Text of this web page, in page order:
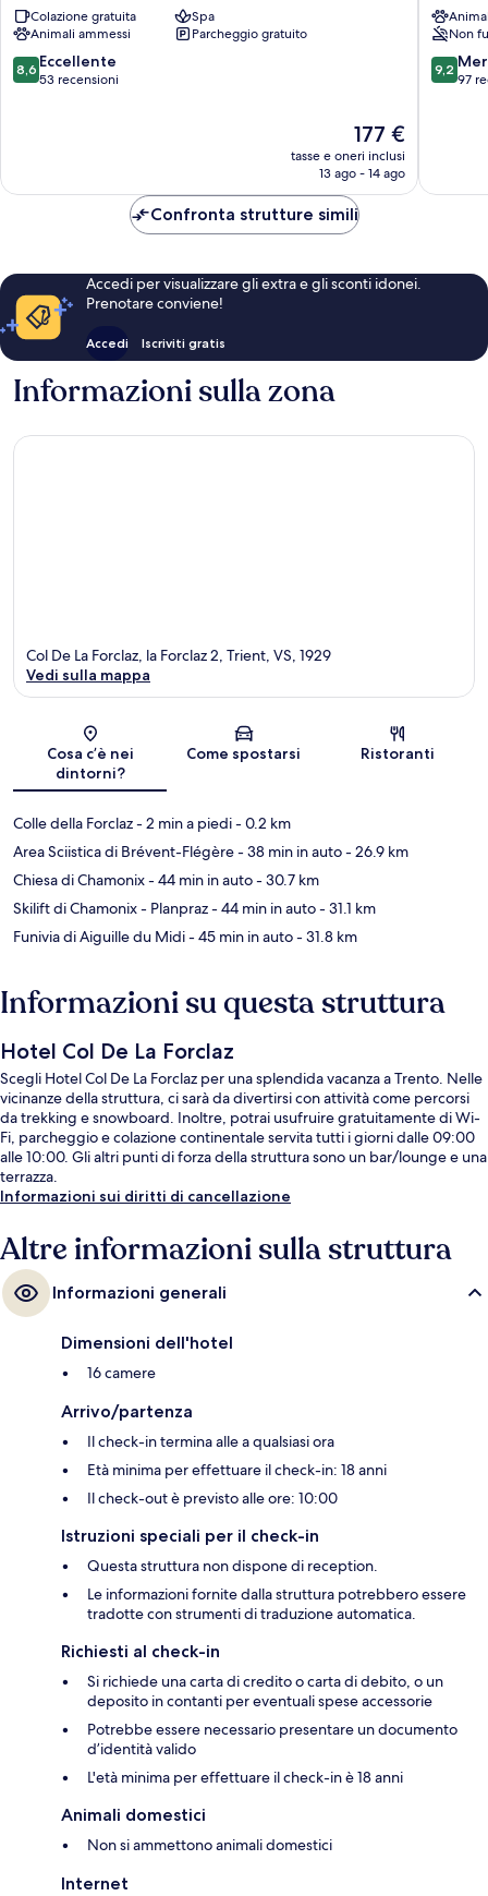
Napoléon
Bourg-
Saint-
Pierre
Colazione gratuita
Spa
Animali ammessi
Parcheggio gratuito
8.6
su
8,6 Eccellente
53 recensioni
Il
prezzo
attuale
177 €
177 €
tasse e oneri inclusi
13 ago - 14 ago
Non
9.2
su
9,2
97
Confronta strutture simili
Accedi per visualizzare gli extra e gli sconti idonei.
Prenotare conviene!
Accedi Iscriviti gratis
Informazioni sulla zona
Mappa
Col De La Forclaz, la Forclaz 2, Trient, VS, 1929
Vedi sulla mappa
Cosa c’è nei
dintorni?
Come spostarsi Ristoranti
Colle della Forclaz- 2 min a piedi- 0.2 km
Area Sciistica di Brévent-Flégère- 38 min in auto- 26.9 km
Chiesa di Chamonix- 44 min in auto- 30.7 km
Skilift di Chamonix - Planpraz- 44 min in auto- 31.1 km
Funivia di Aiguille du Midi- 45 min in auto- 31.8 km
Informazioni su questa struttura
Hotel Col De La Forclaz
Scegli Hotel Col De La Forclaz per una splendida vacanza a Trento. Nelle
vicinanze della struttura, ci sarà da divertirsi con attività come percorsi
da trekking e snowboard. Inoltre, potrai usufruire gratuitamente di Wi-
Fi, parcheggio e colazione continentale servita tutti i giorni dalle 09:00
alle 10:00. Gli altri punti di forza della struttura sono un bar/lounge e una
terrazza.
Informazioni sui diritti di cancellazione
Altre informazioni sulla struttura
Informazioni generali
Dimensioni dell'hotel
16 camere
Arrivo/partenza
Il check-in termina alle a qualsiasi ora
Età minima per effettuare il check-in: 18 anni
Il check-out è previsto alle ore: 10:00
Istruzioni speciali per il check-in
Questa struttura non dispone di reception.
Le informazioni fornite dalla struttura potrebbero essere
tradotte con strumenti di traduzione automatica.
Richiesti al check-in
Si richiede una carta di credito o carta di debito, o un
deposito in contanti per eventuali spese accessorie
Potrebbe essere necessario presentare un documento
d’identità valido
L'età minima per effettuare il check-in è 18 anni
Animali domestici
Non si ammettono animali domestici
Internet